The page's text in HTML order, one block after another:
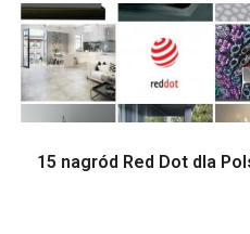
15 nagród Red Dot dla